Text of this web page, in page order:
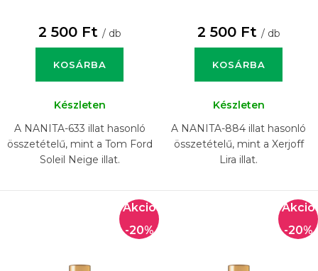
2 500 Ft / db
KOSÁRBA
Készleten
A NANITA-633 illat hasonló
összetételű, mint a Tom Ford
Soleil Neige illat.
2 500 Ft / db
KOSÁRBA
Készleten
A NANITA-884 illat hasonló
összetételű, mint a Xerjoff
Lira illat.
-20% -20%